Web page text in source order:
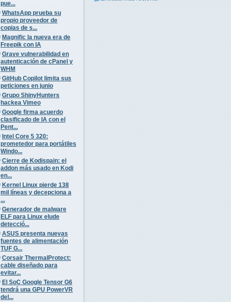
pue...
WhatsApp prueba su
propio proveedor de
copias de s...
Magnific la nueva era de
Freepik con IA
Grave vulnerabilidad en
autenticación de cPanel y
WHM
GitHub Copilot limita sus
peticiones en junio
Grupo ShinyHunters
hackea Vimeo
Google firma acuerdo
clasificado de IA con el
Pent...
Intel Core 5 320:
prometedor para portátiles
Windo...
Cierre de Kodispain: el
addon más usado en Kodi
en...
Kernel Linux pierde 138
mil líneas y decepciona a
...
Generador de malware
ELF para Linux elude
detecció...
ASUS presenta nuevas
fuentes de alimentación
TUF G...
Corsair ThermalProtect:
cable diseñado para
evitar...
El SoC Google Tensor G6
tendrá una GPU PowerVR
del...